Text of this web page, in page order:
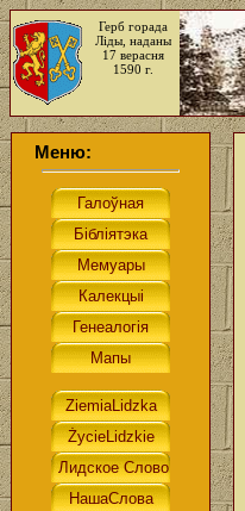
Герб горада
Ліды, наданы
17 верасня
1590 г.
Меню: